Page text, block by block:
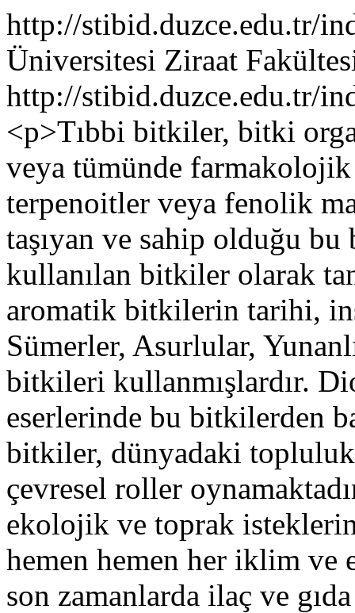
http://stibid.duzce.edu.tr/
Üniversitesi Ziraat
http://stibid.duzce.edu.tr/
<p>Tıbbi bitkiler, bitki
veya tümünde
terpenoitler veya fenolik
taşıyan ve sahip olduğu
kullanılan bitkiler olarak
aromatik bitkilerin tarihi,
Sümerler, Asurlular,
bitkileri kullanmışlardır.
eserlerinde bu bitkilerden
bitkiler, dünyadaki
çevresel roller
ekolojik ve toprak
hemen hemen her iklim
son zamanlarda ilaç ve